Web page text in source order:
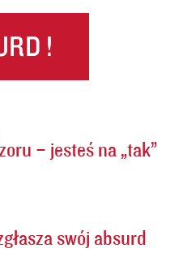
– jesteś na „tak”
swój absurd